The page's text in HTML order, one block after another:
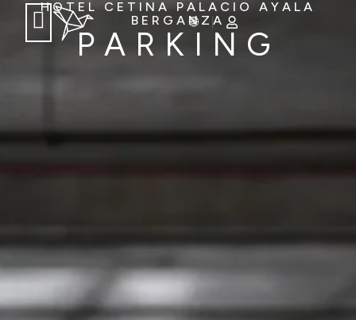
HOTEL CETINA PALACIO AYALA
BERGANZA
PARKING